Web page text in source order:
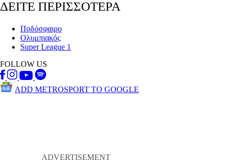
ΔΕΙΤΕ ΠΕΡΙΣΣΟΤΕΡΑ
Ποδόσφαιρο
Ολυμπιακός
Super League 1
FOLLOW US
ADD METROSPORT TO GOOGLE